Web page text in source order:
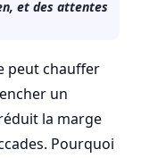
et des attentes
peut chauffer
un
la marge
Pourquoi